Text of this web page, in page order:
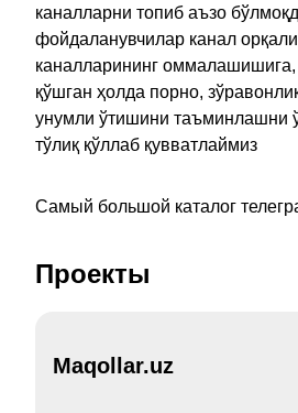
каналларни топиб аъзо
фойдаланувчилар канал
каналларининг оммалашишига,
қўшган ҳолда порно,
унумли ўтишини таъминлашни
тўлиқ қўллаб қувватлаймиз
Самый большой каталог
Проекты
Maqollar.uz